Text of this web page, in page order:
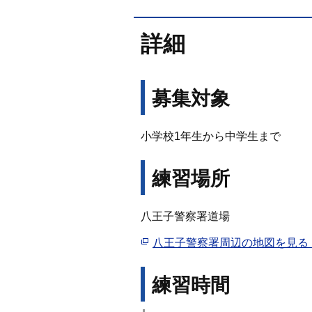
詳細
募集対象
小学校1年生から中学生まで
練習場所
八王子警察署道場
八王子警察署周辺の地図を見る
練習時間